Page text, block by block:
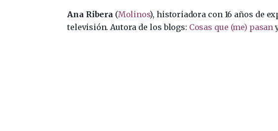
Ana Ribera (Molinos), historiadora con 16 años de
televisión. Autora de los blogs: Cosas que (me) pasan